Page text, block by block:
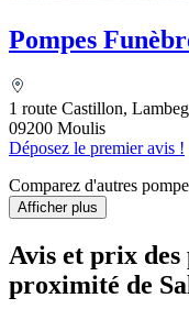
Pompes
1 route Castillon,
09200 Moulis
Déposez le premier avis !
Comparez d'autres
Afficher plus
Avis et prix des
proximité de